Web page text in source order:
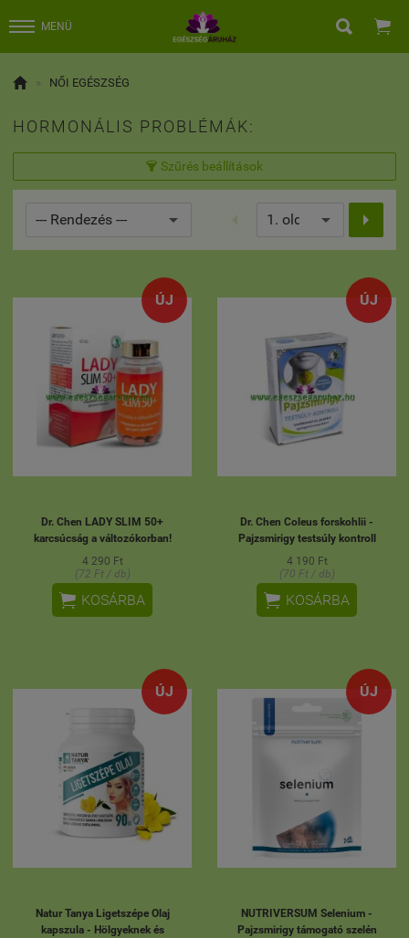
MENÜ  
 » NŐI EGÉSZSÉG
HORMONÁLIS PROBLÉMÁK:
 Szűrés beállítások
 
ÚJ
Dr. Chen LADY SLIM 50+
karcsúcság a változókorban!
4 290 Ft
(72 Ft / db)
 KOSÁRBA
ÚJ
Dr. Chen Coleus forskohlii -
Pajzsmirigy testsúly kontroll
4 190 Ft
(70 Ft / db)
 KOSÁRBA
ÚJ
Natur Tanya Ligetszépe Olaj
kapszula - Hölgyeknek és
ÚJ
NUTRIVERSUM Selenium -
Pajzsmirigy támogató szelén